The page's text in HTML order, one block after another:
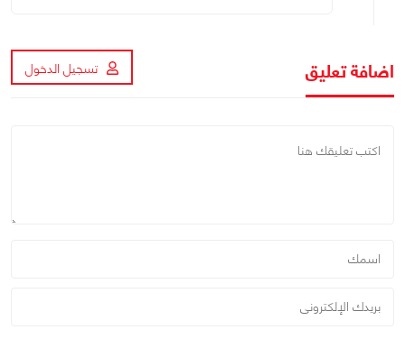
اضافة تعليق تسجيل الدخول